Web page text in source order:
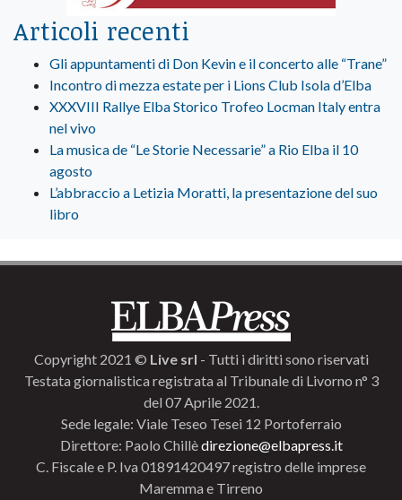
Articoli recenti
Gli appuntamenti di Don Kevin e il concerto alle “Trane”
Incontro di mezza estate per i Lions Club Isola d’Elba
XXXVIII Rallye Elba Storico Trofeo Locman Italy entra
nel vivo
La musica de “Le Storie Necessarie” a Rio Elba il 10
agosto
L’abbraccio a Letizia Moratti, la presentazione del suo
libro
Copyright 2021 © Live srl - Tutti i diritti sono riservati
Testata giornalistica registrata al Tribunale di Livorno n° 3
del 07 Aprile 2021.
Sede legale: Viale Teseo Tesei 12 Portoferraio
Direttore: Paolo Chillèdirezione@elbapress.it
C. Fiscale e P. Iva 01891420497 registro delle imprese
Maremma e Tirreno